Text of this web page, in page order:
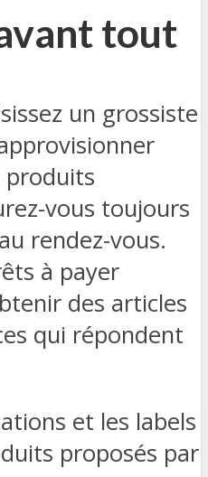
tout
un grossiste
vous toujours
rendez-vous.
à payer
des articles
qui répondent
et les labels
proposés par